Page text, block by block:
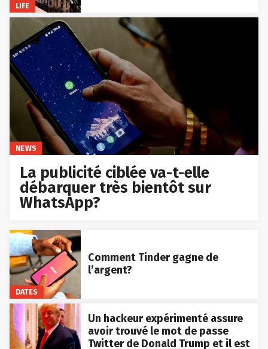
LIFE
NEWS
La publicité ciblée va-t-elle
débarquer très bientôt sur
WhatsApp?
DATES
Comment Tinder gagne de
l’argent?
Un hackeur expérimenté assure
avoir trouvé le mot de passe
Twitter de Donald Trump et il est